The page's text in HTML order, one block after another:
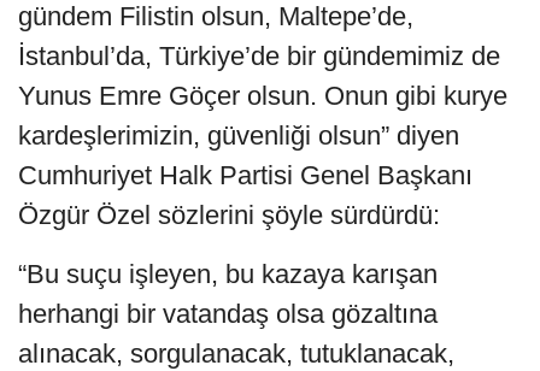
gündem Filistin olsun, Maltepe’de,
İstanbul’da, Türkiye’de bir gündemimiz de
Yunus Emre Göçer olsun. Onun gibi kurye
kardeşlerimizin, güvenliği olsun” diyen
Cumhuriyet Halk Partisi Genel Başkanı
Özgür Özel sözlerini şöyle sürdürdü:
“Bu suçu işleyen, bu kazaya karışan
herhangi bir vatandaş olsa gözaltına
alınacak, sorgulanacak, tutuklanacak,